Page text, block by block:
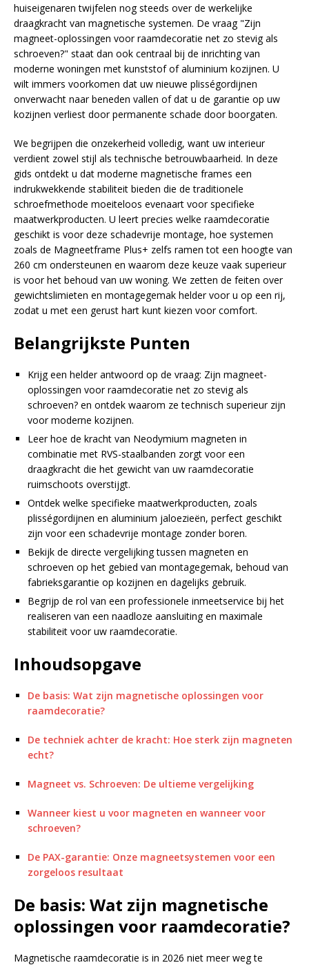
huiseigenaren twijfelen nog steeds over de werkelijke
draagkracht van magnetische systemen. De vraag "Zijn
magneet-oplossingen voor raamdecoratie net zo stevig als
schroeven?" staat dan ook centraal bij de inrichting van
moderne woningen met kunststof of aluminium kozijnen. U
wilt immers voorkomen dat uw nieuwe plisségordijnen
onverwacht naar beneden vallen of dat u de garantie op uw
kozijnen verliest door permanente schade door boorgaten.
We begrijpen die onzekerheid volledig, want uw interieur
verdient zowel stijl als technische betrouwbaarheid. In deze
gids ontdekt u dat moderne magnetische frames een
indrukwekkende stabiliteit bieden die de traditionele
schroefmethode moeiteloos evenaart voor specifieke
maatwerkproducten. U leert precies welke raamdecoratie
geschikt is voor deze schadevrije montage, hoe systemen
zoals de Magneetframe Plus+ zelfs ramen tot een hoogte van
260 cm ondersteunen en waarom deze keuze vaak superieur
is voor het behoud van uw woning. We zetten de feiten over
gewichtslimieten en montagegemak helder voor u op een rij,
zodat u met een gerust hart kunt kiezen voor comfort.
Belangrijkste Punten
Krijg een helder antwoord op de vraag: Zijn magneet-
oplossingen voor raamdecoratie net zo stevig als
schroeven? en ontdek waarom ze technisch superieur zijn
voor moderne kozijnen.
Leer hoe de kracht van Neodymium magneten in
combinatie met RVS-staalbanden zorgt voor een
draagkracht die het gewicht van uw raamdecoratie
ruimschoots overstijgt.
Ontdek welke specifieke maatwerkproducten, zoals
plisségordijnen en aluminium jaloezieën, perfect geschikt
zijn voor een schadevrije montage zonder boren.
Bekijk de directe vergelijking tussen magneten en
schroeven op het gebied van montagegemak, behoud van
fabrieksgarantie op kozijnen en dagelijks gebruik.
Begrijp de rol van een professionele inmeetservice bij het
realiseren van een naadloze aansluiting en maximale
stabiliteit voor uw raamdecoratie.
Inhoudsopgave
De basis: Wat zijn magnetische oplossingen voor
raamdecoratie?
De techniek achter de kracht: Hoe sterk zijn magneten
echt?
Magneet vs. Schroeven: De ultieme vergelijking
Wanneer kiest u voor magneten en wanneer voor
schroeven?
De PAX-garantie: Onze magneetsystemen voor een
zorgeloos resultaat
De basis: Wat zijn magnetische
oplossingen voor raamdecoratie?
Magnetische raamdecoratie is in 2026 niet meer weg te